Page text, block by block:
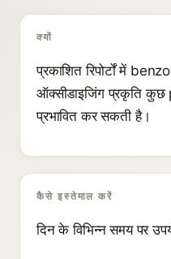
क्यों
प्रकाशित रिपोर्टों में
ऑक्सीडाइजिंग प्रकृति
प्रभावित कर सकती है।
कैसे इस्तेमाल करें
दिन के विभिन्न समय पर